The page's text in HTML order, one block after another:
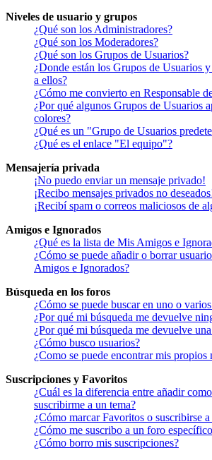
Niveles de usuario y grupos
¿Qué son los Administradores?
¿Qué son los Moderadores?
¿Qué son los Grupos de Usuarios?
¿Donde están los Grupos de Usuarios
a ellos?
¿Cómo me convierto en Responsable
¿Por qué algunos Grupos de Usuarios
colores?
¿Qué es un "Grupo de Usuarios
¿Qué es el enlace "El equipo"?
Mensajería privada
¡No puedo enviar un mensaje privado!
¡Recibo mensajes privados no
¡Recibí spam o correos maliciosos de
Amigos e Ignorados
¿Qué es la lista de Mis Amigos e
¿Cómo se puede añadir o borrar
Amigos e Ignorados?
Búsqueda en los foros
¿Cómo se puede buscar en uno o
¿Por qué mi búsqueda me devuelve
¿Por qué mi búsqueda me devuelve
¿Cómo busco usuarios?
¿Como se puede encontrar mis propios
Suscripciones y Favoritos
¿Cuál es la diferencia entre añadir
suscribirme a un tema?
¿Cómo marcar Favoritos o suscribirse
¿Cómo me suscribo a un foro
¿Cómo borro mis suscripciones?